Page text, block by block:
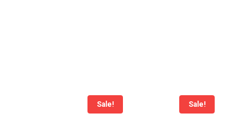
Sale! Sale!